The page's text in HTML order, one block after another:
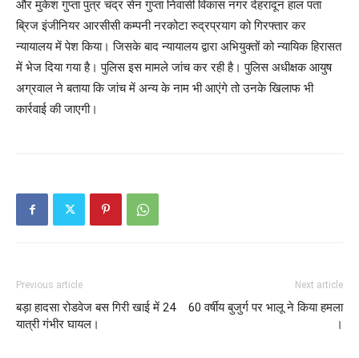
और मुकेश गुप्ता पुत्र चंद्र सेन गुप्ता निवासी विकास नगर देहरादून हाल पता
ब्रिज इंजीनियर आरसीसी कम्पनी नरकोटा रुद्रप्रयाग को गिरफ्तार कर
न्यायालय में पेश किया। जिसके बाद न्यायालय द्वारा अभियुक्तों को न्यायिक हिरासत
में भेज दिया गया है। पुलिस इस मामले जांच कर रही है। पुलिस अधीक्षक आयुष
अग्रवाल ने बताया कि जांच में अन्य के नाम भी आएंगे तो उनके खिलाफ भी
कार्रवाई की जाएगी।
Previous article
बड़ा हादसा रोडवेज बस गिरी खाई में 24
यात्री गंभीर घायल।
Next article
60 वर्षीय बुजुर्ग पर भालू ने किया हमला
।